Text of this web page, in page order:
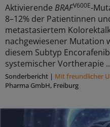
Aktivierende BRAFV600E-
8–12% der Patientinnen
metastasiertem
nachgewiesener Mutation
diesem Subtyp
systemischer Vortherapie
Sonderbericht | Mit freundlicher
Pharma GmbH, Freiburg